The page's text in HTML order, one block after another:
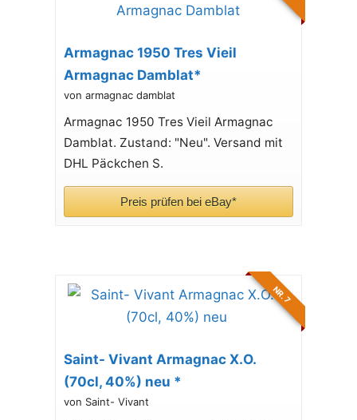
Armagnac 1950 Tres Vieil
Armagnac Damblat*
von armagnac damblat
Armagnac 1950 Tres Vieil Armagnac
Damblat. Zustand: "Neu". Versand mit
DHL Päckchen S.
Preis prüfen bei eBay*
NR. 7
Saint- Vivant Armagnac X.O.
(70cl, 40%) neu *
von Saint- Vivant